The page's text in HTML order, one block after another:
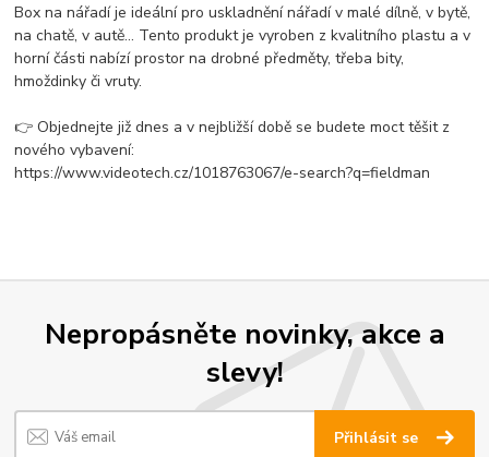
Box na nářadí je ideální pro uskladnění nářadí v malé dílně, v bytě,
na chatě, v autě... Tento produkt je vyroben z kvalitního plastu a v
horní části nabízí prostor na drobné předměty, třeba bity,
hmoždinky či vruty.
👉 Objednejte již dnes a v nejbližší době se budete moct těšit z
nového vybavení:
https://www.videotech.cz/1018763067/e-search?q=fieldman
Nepropásněte novinky, akce a
slevy!
Přihlásit se